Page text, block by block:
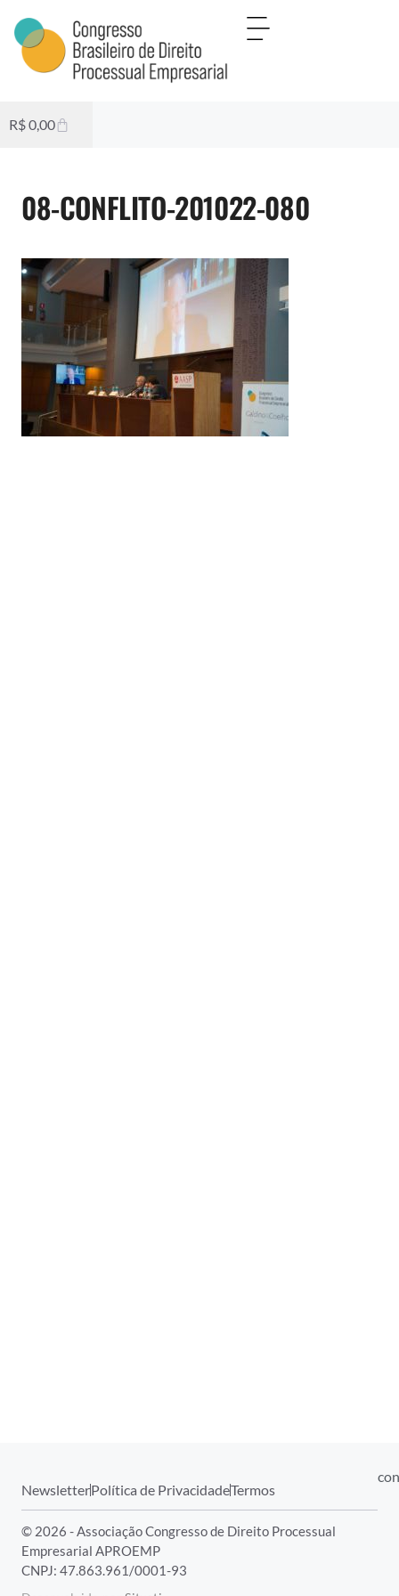
R$0,00
08-CONFLITO-201022-080
NewsletterPolítica de PrivacidadeTermos
© 2026 - Associação Congresso de Direito Processual
Empresarial APROEMP
CNPJ: 47.863.961/0001-93